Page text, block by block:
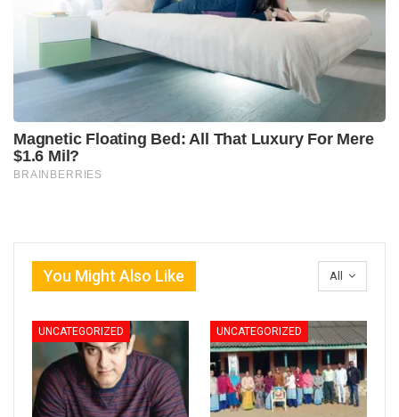
All
You Might Also Like
UNCATEGORIZED UNCATEGORIZED